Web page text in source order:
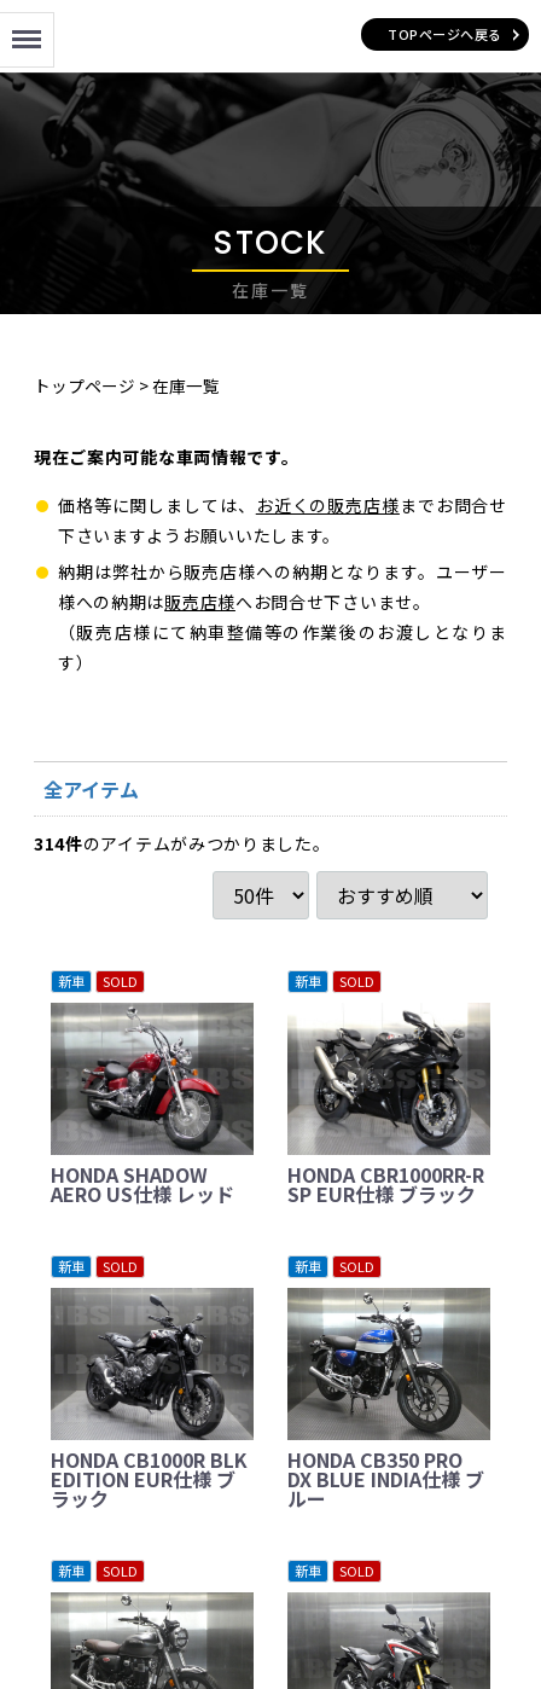
STOCK
在庫一覧
トップページ >在庫一覧
現在ご案内可能な車両情報です。
価格等に関しましては、
お近くの販売店様までお問合せ
下さいますようお願いいたします。
納期は弊社から販売店様への納期となります。ユーザー
様への納期は販売店様へお問合せ下さいませ。
（販売店様にて納車整備等の作業後のお渡しとなりま
す）
全アイテム
314件のアイテムがみつかりました。
新車 SOLD
HONDA SHADOW
AERO US仕様 レッド
新車 SOLD
HONDA CBR1000RR-R
SP EUR仕様 ブラック
新車 SOLD
HONDA CB1000R BLK
EDITION EUR仕様 ブ
ラック
新車 SOLD
HONDA CB350 PRO
DX BLUE INDIA仕様 ブ
ルー
新車 SOLD 新車 SOLD
TOPページへ戻る